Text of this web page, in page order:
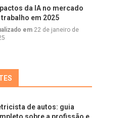
da IA no mercado
trabalho em 2025
em 22 de janeiro de
de autos: guia